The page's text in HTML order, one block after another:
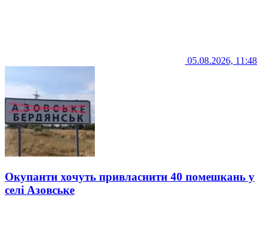
05.08.2026, 11:48
Окупанти хочуть привласнити 40 помешкань у
селі Азовське